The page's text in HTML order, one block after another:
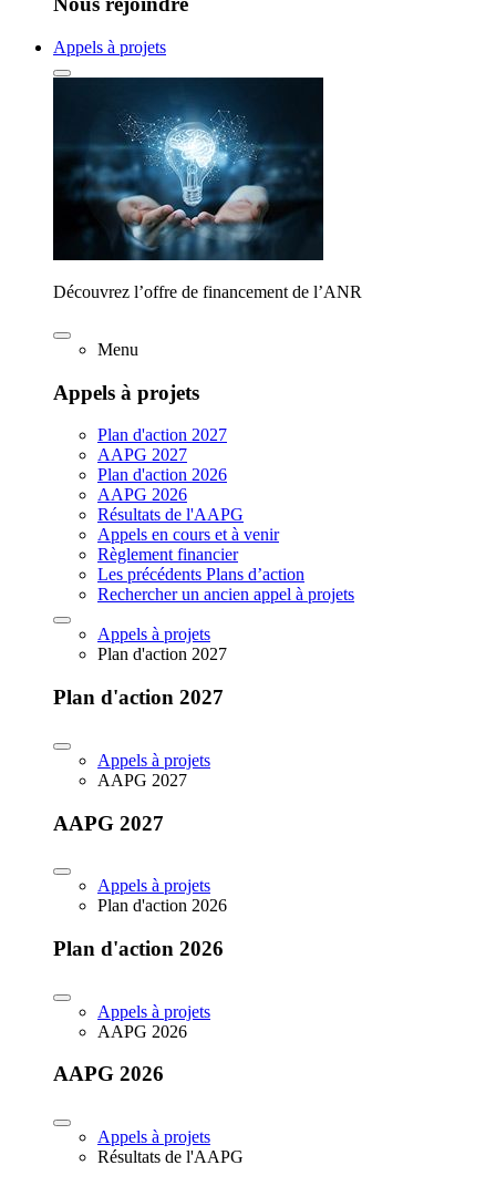
Appels à projets
Découvrez l’offre de financement de l’ANR
Menu
Appels à projets
Plan d'action 2027
AAPG 2027
Plan d'action 2026
AAPG 2026
Résultats de l'AAPG
Appels en cours et à venir
Règlement financier
Les précédents Plans d’action
Rechercher un ancien appel à projets
Appels à projets
Plan d'action 2027
Plan d'action 2027
Appels à projets
AAPG 2027
AAPG 2027
Appels à projets
Plan d'action 2026
Plan d'action 2026
Appels à projets
AAPG 2026
AAPG 2026
Appels à projets
Résultats de l'AAPG